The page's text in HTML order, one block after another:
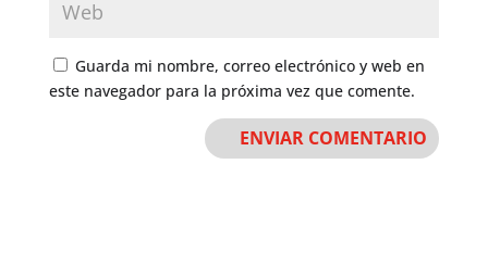
Guarda mi nombre, correo electrónico y web en
este navegador para la próxima vez que comente.